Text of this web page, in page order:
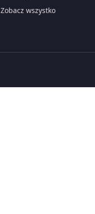
Zobacz wszystko